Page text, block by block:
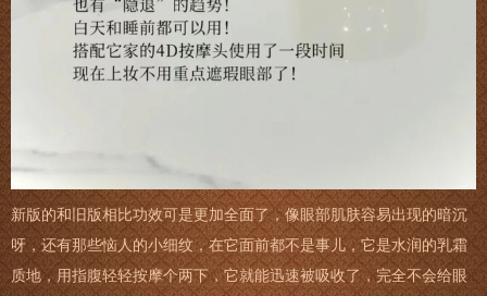
新版的和旧版相比功效可是更加全面了，像眼部肌肤容易出现的暗沉
呀，还有那些恼人的小细纹，在它面前都不是事儿，它是水润的乳霜
质地，用指腹轻轻按摩个两下，它就能迅速被吸收了，完全不会给眼